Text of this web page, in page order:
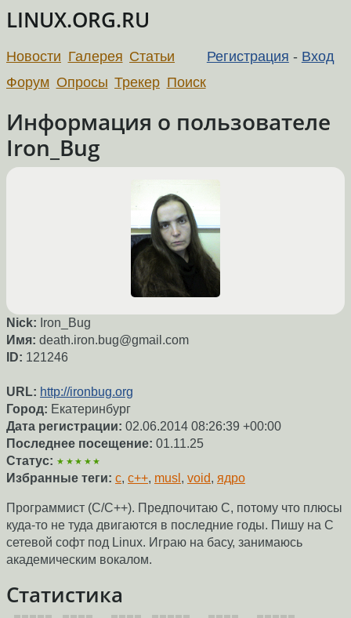
LINUX.ORG.RU
Регистрация - Вход
Новости Галерея Статьи
Форум Опросы Трекер Поиск
Информация о пользователе
Iron_Bug
Nick: Iron_Bug
Имя: death.iron.bug@gmail.com
ID: 121246
URL: http://ironbug.org
Город: Екатеринбург
Дата регистрации: 02.06.2014 08:26:39 +00:00
Последнее посещение: 01.11.25
Статус: ★★★★★
Избранные теги: c, c++, musl , void, ядро
Программист (С/C++). Предпочитаю C, потому что плюсы
куда-то не туда двигаются в последние годы. Пишу на С
сетевой софт под Linux. Играю на басу, занимаюсь
академическим вокалом.
Статистика